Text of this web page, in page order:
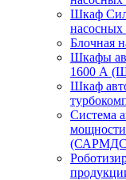
Шкаф
Блочная
Шкафы
1600 А
Шкаф
Система
мощности